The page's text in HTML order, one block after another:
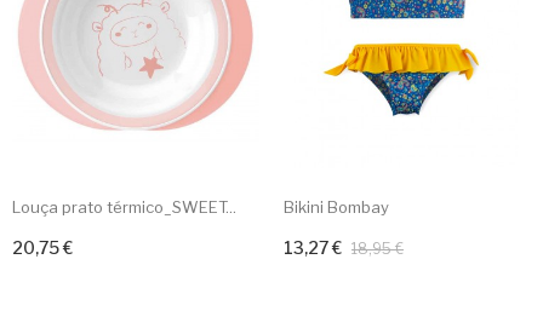
Louça prato térmico_SWEET...
20,75 €Adicionar ao carrinho
Bikini Bombay
13,27 € 18,95 €
Adicionar ao carrinho